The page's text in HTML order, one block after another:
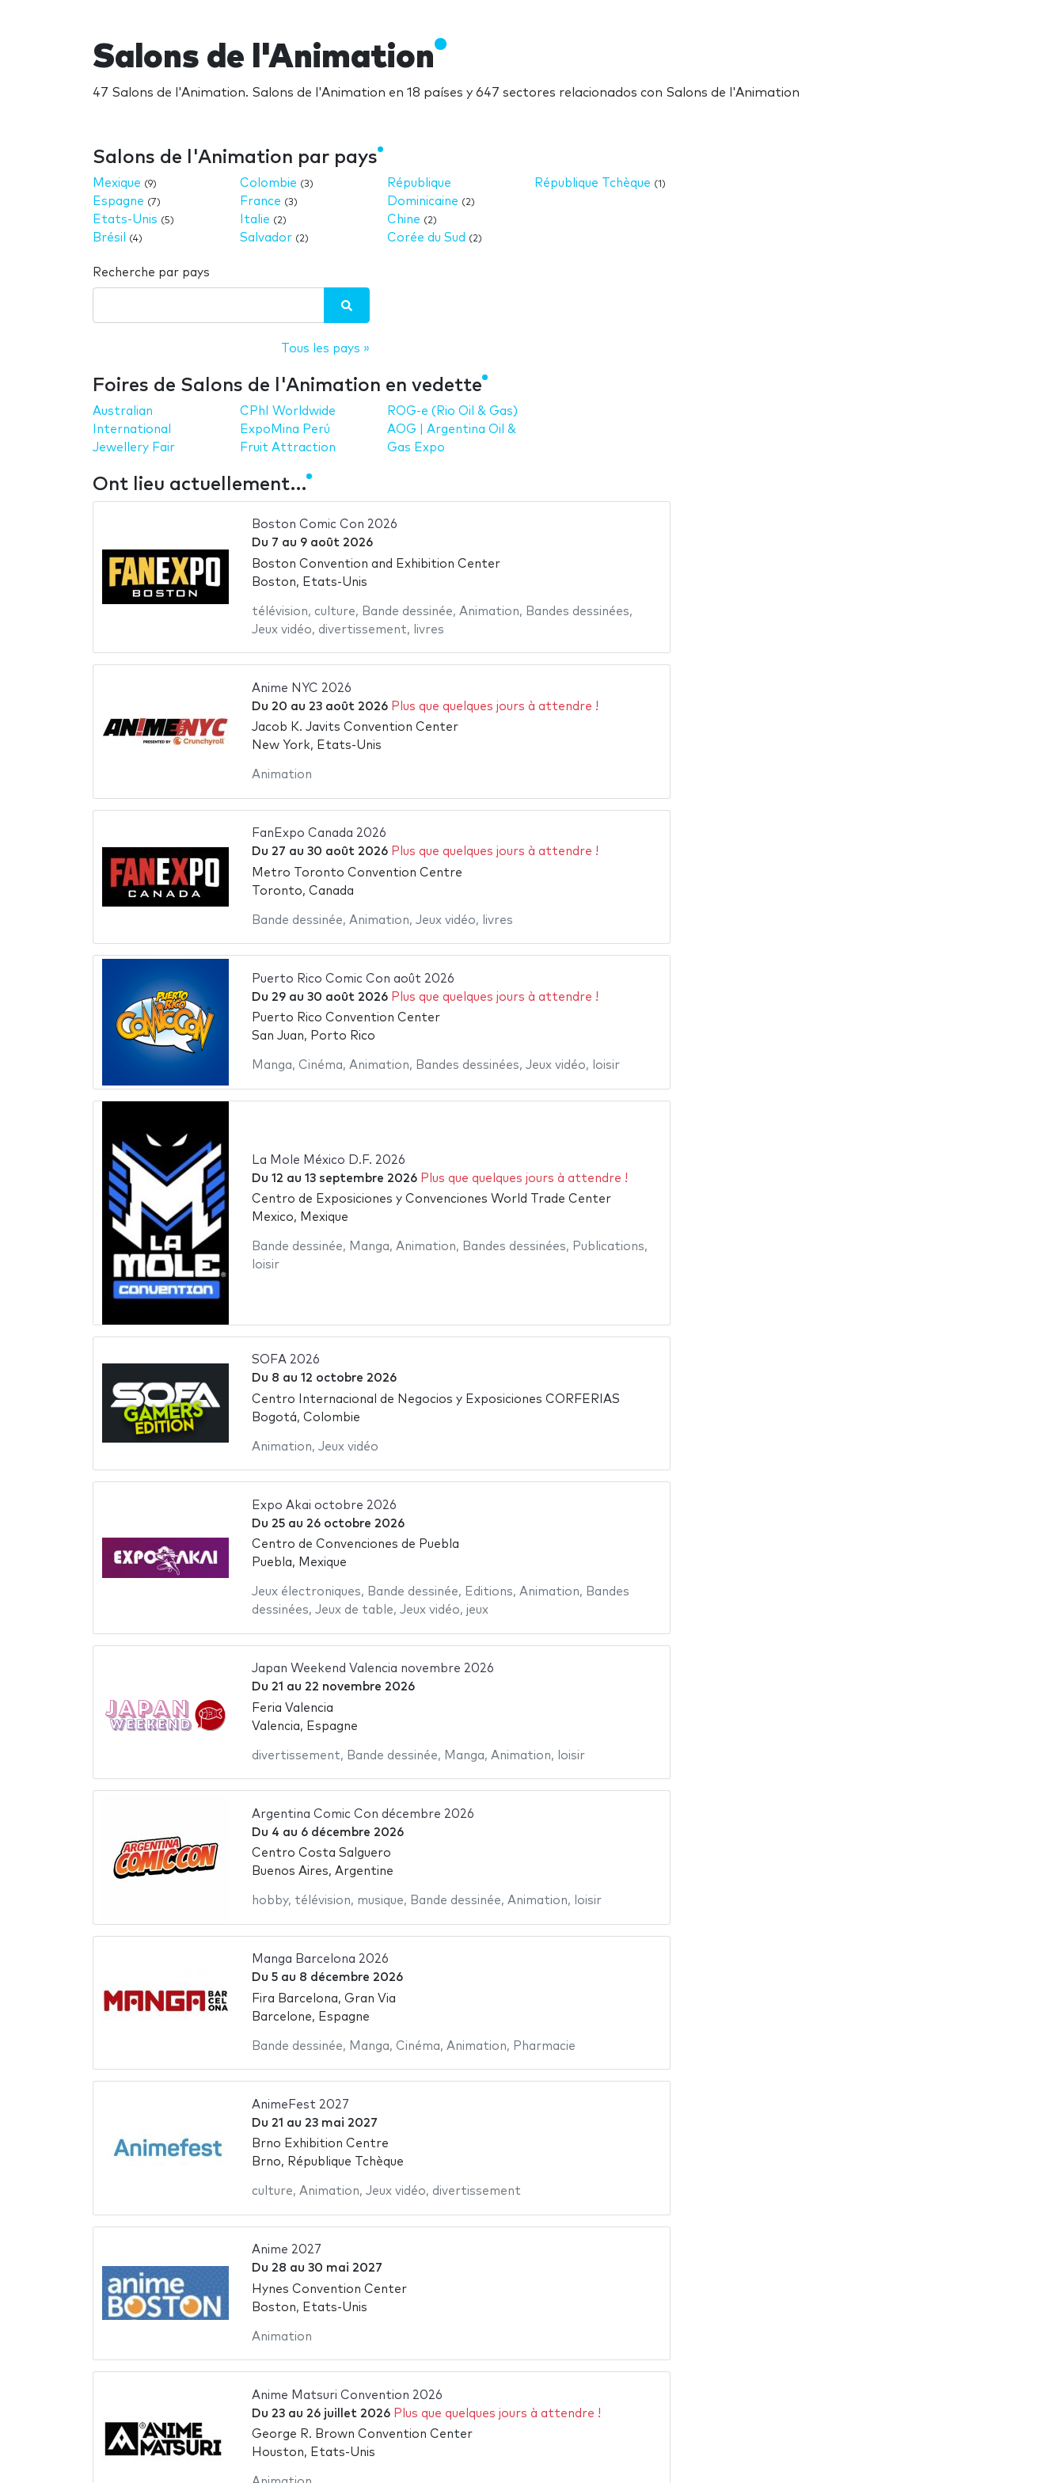
Salons de l'Animation
47 Salons de l'Animation. Salons de l'Animation en 18 países y 647 sectores relacionados con Salons de l'Animation
Salons de l'Animation par pays
Mexique (9)
Espagne (7)
Etats-Unis (5)
Brésil (4)
Colombie (3)
France (3)
Italie (2)
Salvador (2)
République
Dominicaine (2)
Chine (2)
Corée du Sud (2)
République Tchèque (1)
Recherche par pays
Tous les pays »
Foires de Salons de l'Animation en vedette
Australian
International
Jewellery Fair
CPhI Worldwide
ExpoMina Perú
Fruit Attraction
ROG-e (Rio Oil & Gas)
AOG | Argentina Oil &
Gas Expo
Ont lieu actuellement…
Boston Comic Con 2026
Du 7 au 9 août 2026
Boston Convention and Exhibition Center
Boston, Etats-Unis
télévision, culture, Bande dessinée, Animation, Bandes dessinées,
Jeux vidéo, divertissement, livres
Anime NYC 2026
Du 20 au 23 août 2026 Plus que quelques jours à attendre !
Jacob K. Javits Convention Center
New York, Etats-Unis
Animation
FanExpo Canada 2026
Du 27 au 30 août 2026 Plus que quelques jours à attendre !
Metro Toronto Convention Centre
Toronto, Canada
Bande dessinée, Animation, Jeux vidéo, livres
Puerto Rico Comic Con août 2026
Du 29au 30 août 2026 Plus que quelques jours à attendre !
Puerto Rico Convention Center
San Juan, Porto Rico
Manga, Cinéma, Animation, Bandes dessinées, Jeux vidéo, loisir
La Mole México D.F. 2026
Du 12 au 13 septembre 2026 Plus que quelques jours à attendre !
Centro de Exposiciones y Convenciones World Trade Center
Mexico, Mexique
Bande dessinée, Manga, Animation, Bandes dessinées, Publications,
loisir
SOFA 2026
Du 8 au 12 octobre 2026
Centro Internacional de Negocios y Exposiciones CORFERIAS
Bogotá, Colombie
Animation, Jeux vidéo
Expo Akai octobre 2026
Du 25au 26 octobre 2026
Centro de Convenciones de Puebla
Puebla, Mexique
Jeux électroniques, Bande dessinée, Editions, Animation, Bandes
dessinées, Jeux de table, Jeux vidéo, jeux
Japan Weekend Valencia novembre 2026
Du 21 au 22 novembre 2026
Feria Valencia
Valencia, Espagne
divertissement, Bande dessinée, Manga, Animation, loisir
Argentina Comic Con décembre 2026
Du 4 au 6 décembre 2026
Centro Costa Salguero
Buenos Aires, Argentine
hobby, télévision, musique, Bande dessinée, Animation, loisir
Manga Barcelona 2026
Du 5au 8 décembre 2026
Fira Barcelona, Gran Via
Barcelone, Espagne
Bande dessinée, Manga, Cinéma, Animation, Pharmacie
AnimeFest 2027
Du 21 au 23 mai 2027
Brno Exhibition Centre
Brno, République Tchèque
culture, Animation, Jeux vidéo, divertissement
Anime 2027
Du 28 au 30 mai 2027
Hynes Convention Center
Boston, Etats-Unis
Animation
Anime Matsuri Convention 2026
Du 23au 26 juillet 2026 Plus que quelques jours à attendre !
George R. Brown Convention Center
Houston, Etats-Unis